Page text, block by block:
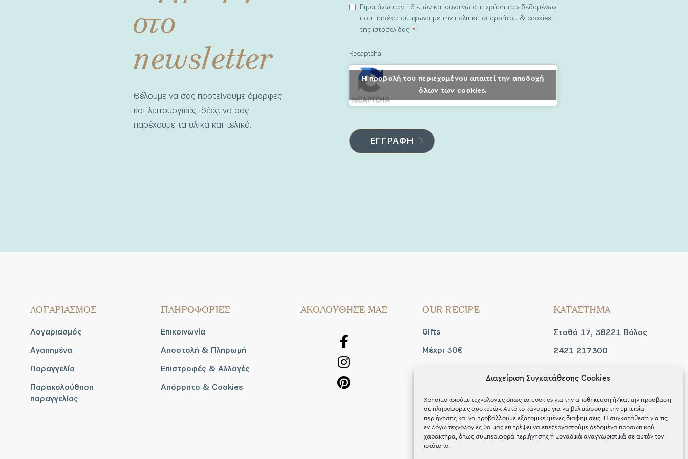
Διαχείριση Συγκατάθεσης Cookies
Χρησιμοποιούμε τεχνολογίες όπως τα cookies για την αποθήκευση ή/και την πρόσβαση
σε πληροφορίες συσκευών. Αυτό το κάνουμε για να βελτιώσουμε την εμπειρία
περιήγησης και να προβάλλουμε εξατομικευμένες διαφημίσεις. Η συγκατάθεση για τις
εν λόγω τεχνολογίες θα μας επιτρέψει να επεξεργαστούμε δεδομένα προσωπικού
χαρακτήρα, όπως συμπεριφορά περιήγησης ή μοναδικά αναγνωριστικά σε αυτόν τον
ιστότοπο.
στο
newsletter
Θέλουμε να σας προτείνουμε όμορφες
και λειτουργικές ιδέες, να σας
παρέχουμε τα υλικά και τελικά.
Είμαι άνω των 16 ετών και συναινώ στη χρήση των δεδομένων
που παρέχω σύμφωνα με την πολιτική απορρήτου & cookies
της ιστοσελίδας.*
Recaptcha
Η προβολή του περιεχομένου απαιτεί την αποδοχή
όλων των cookies.
ΛΟΓΑΡΙΑΣΜΟΣ
Λογαριασμός
Αγαπημένα
Παραγγελία
Παρακολούθηση
παραγγελίας
ΠΛΗΡΟΦΟΡΙΕΣ
Επικοινωνία
Αποστολή & Πληρωμή
Επιστροφές & Αλλαγές
Απόρρητο & Cookies
AΚΟΛΟΥΘΗΣΕ ΜΑΣ OUR RECIPE
Gifts
Μέχρι 30€
ΚΑΤΑΣΤΗΜΑ
Σταθά 17, 38221 Βόλος
2421 217300
Τριτ / Πεμ / Παρ: 09:00 -
21:00